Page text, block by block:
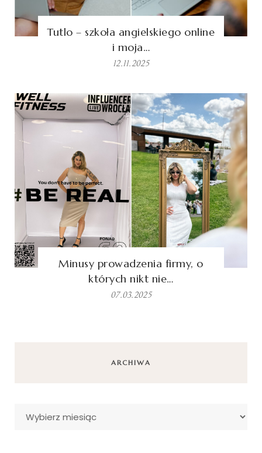
Tutlo – szkoła angielskiego online
i moja…
12.11.2025
Minusy prowadzenia firmy, o
których nikt nie…
07.03.2025
ARCHIWA